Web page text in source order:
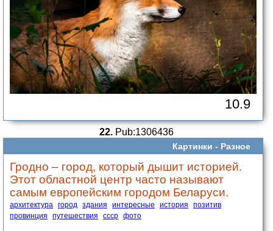
10.9
22. Pub:1306436
Картинки - Разное
Гродно – город, который дышит историей.
Этот областной центр часто называют
самым европейским городом Беларуси.
архитектура город здания интересные история
позитив
провинция
путешествия ссср фото